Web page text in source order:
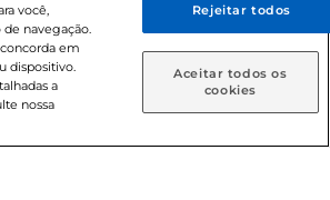
online, informe como deseja receber
Retire em Loja
Todos os direitos
reservados Prezunic.
você,
navegação.
em
dispositivo.
a
nossa
Rejeitar todos
Aceitar todos os
cookies